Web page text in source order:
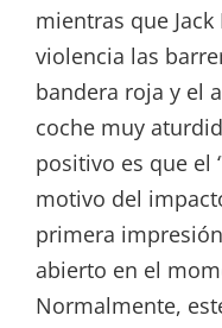
mientras que
violencia las
bandera roja y el
coche muy
positivo es que el
motivo del
primera
abierto en el
Normalmente,